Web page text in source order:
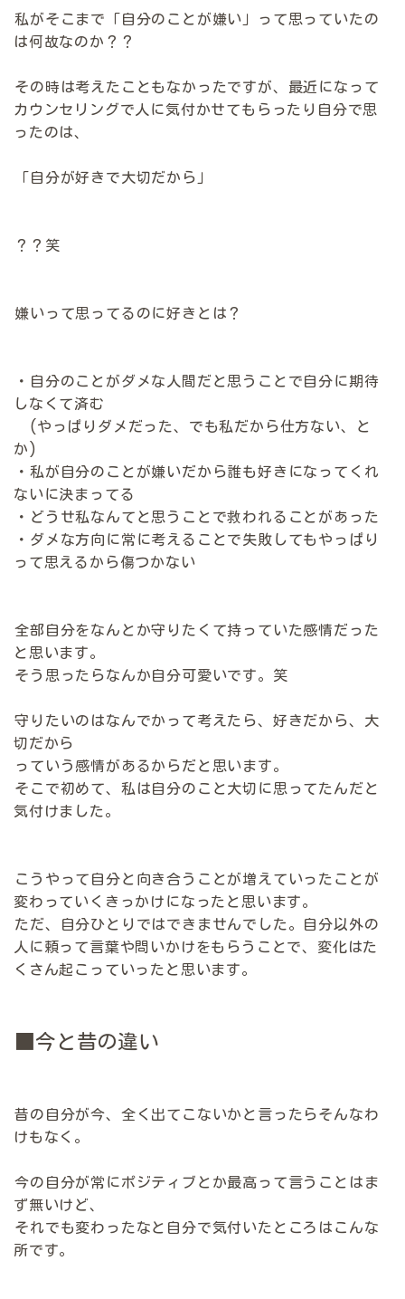
私がそこまで「自分のことが嫌い」って思っていたの
は何故なのか？？
その時は考えたこともなかったですが、最近になって
カウンセリングで人に気付かせてもらったり自分で思
ったのは、
「自分が好きで大切だから」
？？笑
嫌いって思ってるのに好きとは？
・自分のことがダメな人間だと思うことで自分に期待
しなくて済む
(やっぱりダメだった、でも私だから仕方ない、と
か)
・私が自分のことが嫌いだから誰も好きになってくれ
ないに決まってる
・どうせ私なんてと思うことで救われることがあった
・ダメな方向に常に考えることで失敗してもやっぱり
って思えるから傷つかない
全部自分をなんとか守りたくて持っていた感情だった
と思います。
そう思ったらなんか自分可愛いです。笑
守りたいのはなんでかって考えたら、好きだから、大
切だから
っていう感情があるからだと思います。
そこで初めて、私は自分のこと大切に思ってたんだと
気付けました。
こうやって自分と向き合うことが増えていったことが
変わっていくきっかけになったと思います。
ただ、自分ひとりではできませんでした。自分以外の
人に頼って言葉や問いかけをもらうことで、変化はた
くさん起こっていったと思います。
■今と昔の違い
昔の自分が今、全く出てこないかと言ったらそんなわ
けもなく。
今の自分が常にポジティブとか最高って言うことはま
ず無いけど、
それでも変わったなと自分で気付いたところはこんな
所です。